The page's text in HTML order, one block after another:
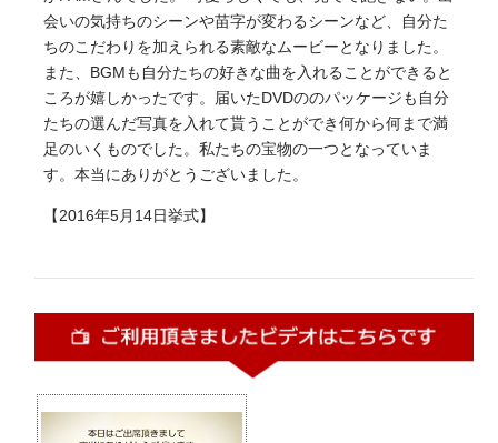
会いの気持ちのシーンや苗字が変わるシーンなど、自分た
ちのこだわりを加えられる素敵なムービーとなりました。
また、BGMも自分たちの好きな曲を入れることができると
ころが嬉しかったです。届いたDVDののパッケージも自分
たちの選んだ写真を入れて貰うことができ何から何まで満
足のいくものでした。私たちの宝物の一つとなっていま
す。本当にありがとうございました。​
【2016年5月14日挙式】